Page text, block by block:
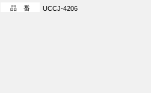
品 番
UCCJ-4206